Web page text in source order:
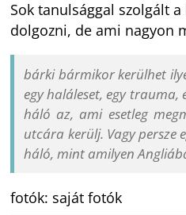
Sok tanulsággal szolgált
dolgozni, de ami nagyon
bárki bármikor kerülhet
egy haláleset, egy trauma,
háló az, ami esetleg
utcára kerülj. Vagy persze
háló, mint amilyen
fotók: saját fotók